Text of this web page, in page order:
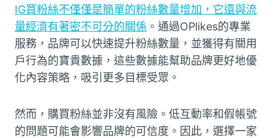
IG買粉絲不僅僅是簡單的粉絲數量增加，它還與流
量經濟有著密不可分的關係 。通過OPlikes的專業
服務，品牌可以快速提升粉絲數量，並獲得有關用
戶行為的寶貴數據，這些數據能幫助品牌更好地優
化內容策略，吸引更多目標受眾。
然而，購買粉絲並非沒有風險。低互動率和假帳號
的問題可能會影響品牌的可信度。因此，選擇一家